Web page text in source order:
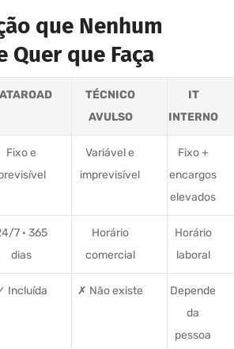
que Nenhum
Quer que Faça
TÉCNICO
AVULSO
IT
INTERNO
Fixo e
Variável e
imprevisível
Fixo +
encargos
elevados
7 · 365
dias
Horário
comercial
Horário
laboral
Incluída ✗ Não existe
Depende
da
pessoa